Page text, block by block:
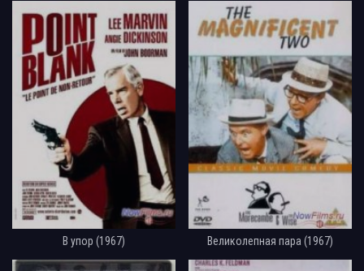
В упор (1967) Великолепная пара (1967)